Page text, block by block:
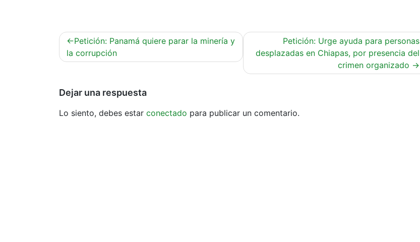
Navegación
de
Petición: Panamá quiere parar la minería y
la corrupción
Petición: Urge ayuda para personas
desplazadas en Chiapas, por presencia del
crimen organizado
Dejar una respuesta
Lo siento, debes estar conectado para publicar un comentario.